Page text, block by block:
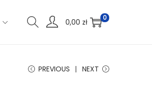
0,00 zł 0
PREVIOUS NEXT